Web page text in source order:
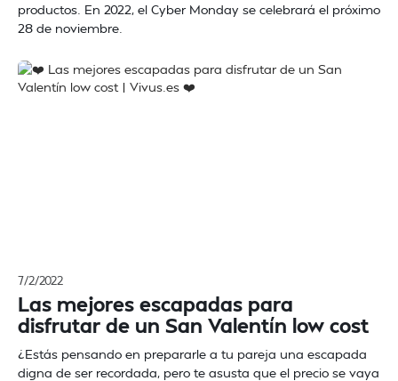
productos. En 2022, el Cyber Monday se celebrará el próximo
28 de noviembre.
7/2/2022
Las mejores escapadas para
disfrutar de un San Valentín low cost
¿Estás pensando en prepararle a tu pareja una escapada
digna de ser recordada, pero te asusta que el precio se vaya